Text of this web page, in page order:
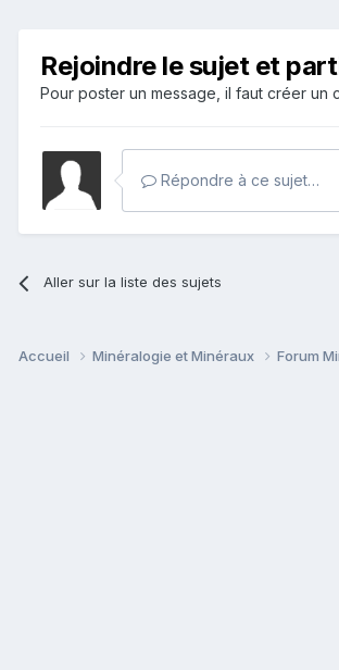
Rejoindre le sujet et
Pour poster un message, il faut créer un
Répondre à ce sujet…
Aller sur la liste des sujets
Accueil Minéralogie et Minéraux Forum